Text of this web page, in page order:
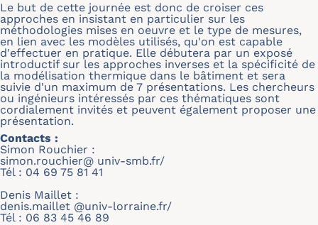
Le but de cette journée est donc de croiser ces
approches en insistant en particulier sur les
méthodologies mises en oeuvre et le type de mesures,
en lien avec les modèles utilisés, qu'on est capable
d'effectuer en pratique. Elle débutera par un exposé
introductif sur les approches inverses et la spécificité de
la modélisation thermique dans le bâtiment et sera
suivie d'un maximum de 7 présentations. Les chercheurs
ou ingénieurs intéressés par ces thématiques sont
cordialement invités et peuvent également proposer une
présentation.
Contacts :
Simon Rouchier :
simon.rouchier@ univ-smb.fr/
Tél : 04 69 75 81 41
Denis Maillet :
denis.maillet @univ-lorraine.fr/
Tél : 06 83 45 46 89